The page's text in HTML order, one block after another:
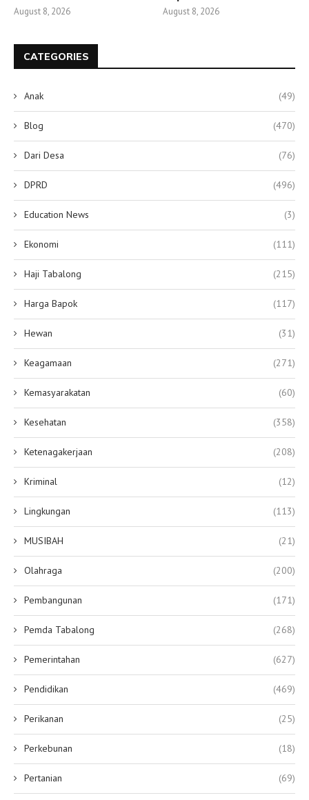
August 8, 2026 August 8, 2026
CATEGORIES
Anak (49)
Blog (470)
Dari Desa (76)
DPRD (496)
Education News (3)
Ekonomi (111)
Haji Tabalong (215)
Harga Bapok (117)
Hewan (31)
Keagamaan (271)
Kemasyarakatan (60)
Kesehatan (358)
Ketenagakerjaan (208)
Kriminal (12)
Lingkungan (113)
MUSIBAH (21)
Olahraga (200)
Pembangunan (171)
Pemda Tabalong (268)
Pemerintahan (627)
Pendidikan (469)
Perikanan (25)
Perkebunan (18)
Pertanian (69)